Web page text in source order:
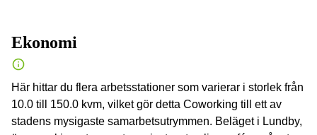
Ekonomi
Här hittar du flera arbetsstationer som varierar i storlek från
10.0 till 150.0 kvm, vilket gör detta Coworking till ett av
stadens mysigaste samarbetsutrymmen. Beläget i Lundby,